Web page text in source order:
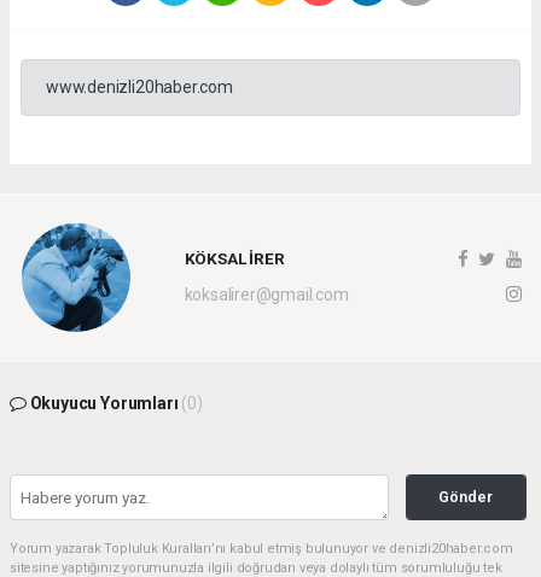
www.denizli20haber.com
KÖKSAL İRER
koksalirer@gmail.com
Okuyucu Yorumları (0)
Gönder
Yorum yazarak Topluluk Kuralları’nı kabul etmiş bulunuyor ve denizli20haber.com
sitesine yaptığınız yorumunuzla ilgili doğrudan veya dolaylı tüm sorumluluğu tek